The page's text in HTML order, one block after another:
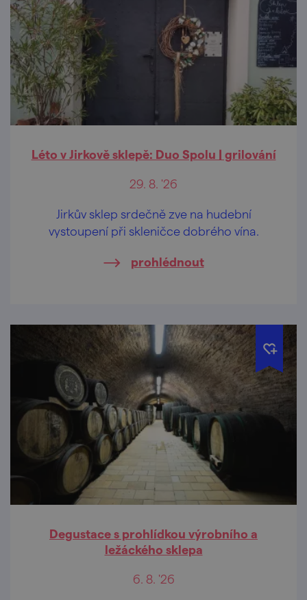
Léto v Jirkově sklepě: Duo Spolu | grilování
29. 8. '26
Jirkův sklep srdečně zve na hudební
vystoupení při skleničce dobrého vína.
prohlédnout
Degustace s prohlídkou výrobního a
ležáckého sklepa
6. 8. '26